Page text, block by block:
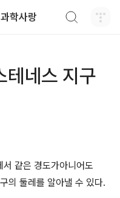
학사랑
테네스 지구
같은 경도가아니어도
의 둘레를 알아낼 수 있다.